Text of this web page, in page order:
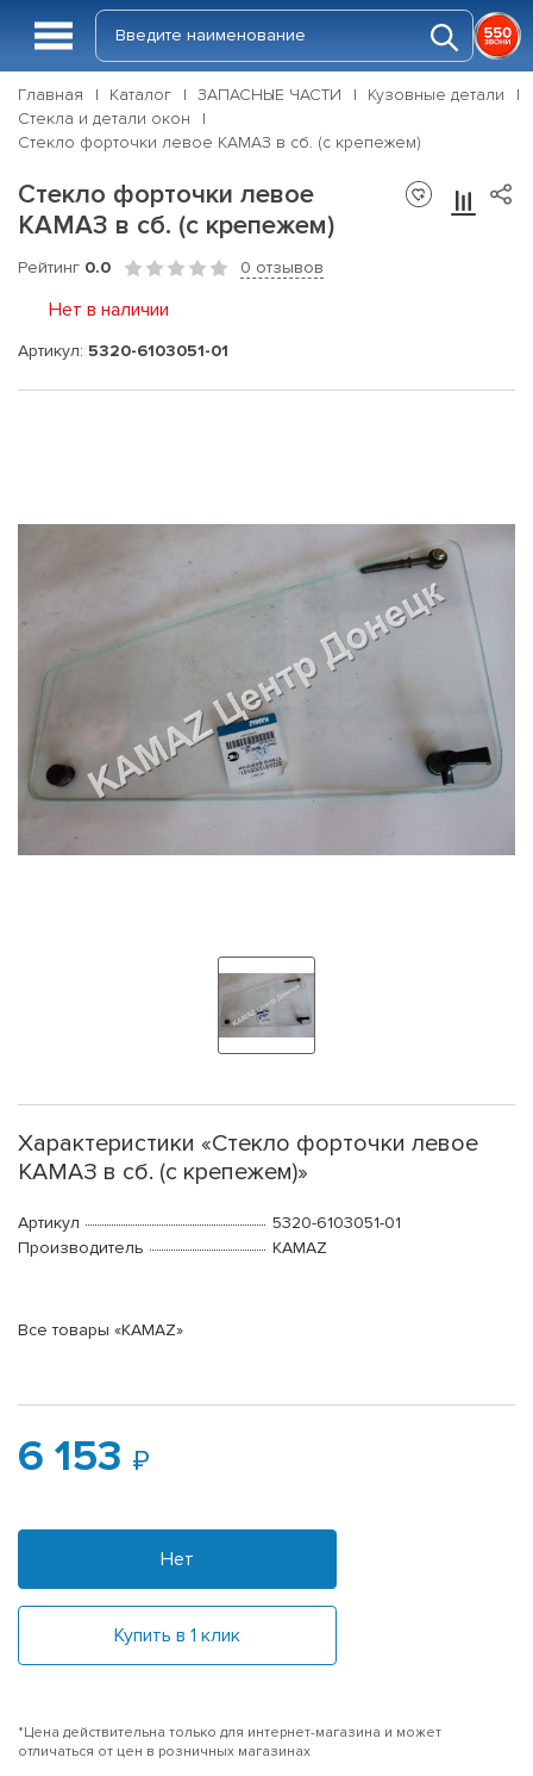
Главная Каталог ЗАПАСНЫЕ ЧАСТИ
Кузовные детали
Стекла и детали окон
Стекло форточки левое КАМАЗ в сб. (с крепежем)
Стекло форточки левое
КАМАЗ в сб. (с крепежем)
Рейтинг 0.0 0 отзывов
Нет в наличии
Артикул: 5320-6103051-01
Характеристики «Стекло форточки левое
КАМАЗ в сб. (с крепежем)»
Артикул
5320-6103051-01
Производитель
KAMAZ
Все товары «KAMAZ»
6 153
Нет
Купить в 1 клик
*Цена действительна только для интернет-магазина и может
отличаться от цен в розничных магазинах